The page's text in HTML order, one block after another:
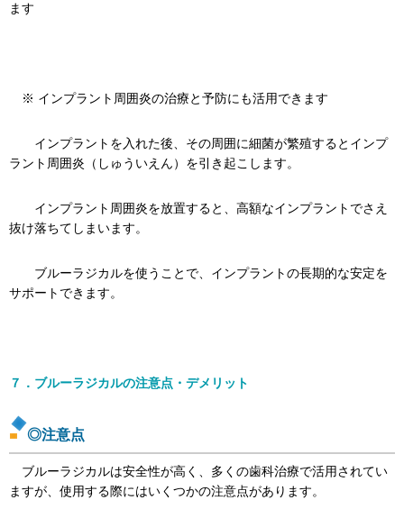
ます
※ インプラント周囲炎の治療と予防にも活用できます
インプラントを入れた後、その周囲に細菌が繁殖するとインプ
ラント周囲炎（しゅういえん）を引き起こします。
インプラント周囲炎を放置すると、高額なインプラントでさえ
抜け落ちてしまいます。
ブルーラジカルを使うことで、インプラントの長期的な安定を
サポートできます。
７．ブルーラジカルの注意点・デメリット
◎注意点
ブルーラジカルは安全性が高く、多くの歯科治療で活用されてい
ますが、使用する際にはいくつかの注意点があります。